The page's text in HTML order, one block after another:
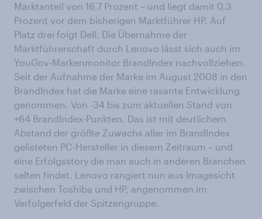
Marktanteil von 16,7 Prozent – und liegt damit 0,3
Prozent vor dem bisherigen Marktführer HP. Auf
Platz drei folgt Dell. Die Übernahme der
Marktführerschaft durch Lenovo lässt sich auch im
YouGov-Markenmonitor BrandIndex nachvollziehen.
Seit der Aufnahme der Marke im August 2008 in den
BrandIndex hat die Marke eine rasante Entwicklung
genommen. Von -34 bis zum aktuellen Stand von
+64 BrandIndex-Punkten. Das ist mit deutlichem
Abstand der größte Zuwachs aller im BrandIndex
gelisteten PC-Hersteller in diesem Zeitraum – und
eine Erfolgsstory die man auch in anderen Branchen
selten findet. Lenovo rangiert nun aus Imagesicht
zwischen Toshiba und HP, angenommen im
Verfolgerfeld der Spitzengruppe.